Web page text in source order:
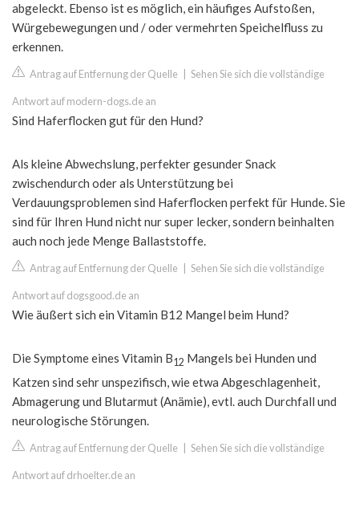
abgeleckt. Ebenso ist es möglich, ein häufiges Aufstoßen,
Würgebewegungen und / oder vermehrten Speichelfluss zu
erkennen.
Antrag auf Entfernung der Quelle Sehen Sie sich die vollständige
Antwort auf modern-dogs.de an
Sind Haferflocken gut für den Hund?
Als kleine Abwechslung, perfekter gesunder Snack
zwischendurch oder als Unterstützung bei
Verdauungsproblemen sind Haferflocken perfekt für Hunde. Sie
sind für Ihren Hund nicht nur super lecker, sondern beinhalten
auch noch jede Menge Ballaststoffe.
Antrag auf Entfernung der Quelle Sehen Sie sich die vollständige
Antwort auf dogsgood.de an
Wie äußert sich ein Vitamin B12 Mangel beim Hund?
Die Symptome eines Vitamin B12 Mangels bei Hunden und
Katzen sind sehr unspezifisch, wie etwa Abgeschlagenheit,
Abmagerung und Blutarmut (Anämie), evtl. auch Durchfall und
neurologische Störungen.
Antrag auf Entfernung der Quelle Sehen Sie sich die vollständige
Antwort auf drhoelter.de an